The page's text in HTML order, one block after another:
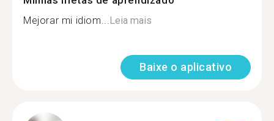
Mejorar mi idiom...Leia mais
Baixe o aplicativo